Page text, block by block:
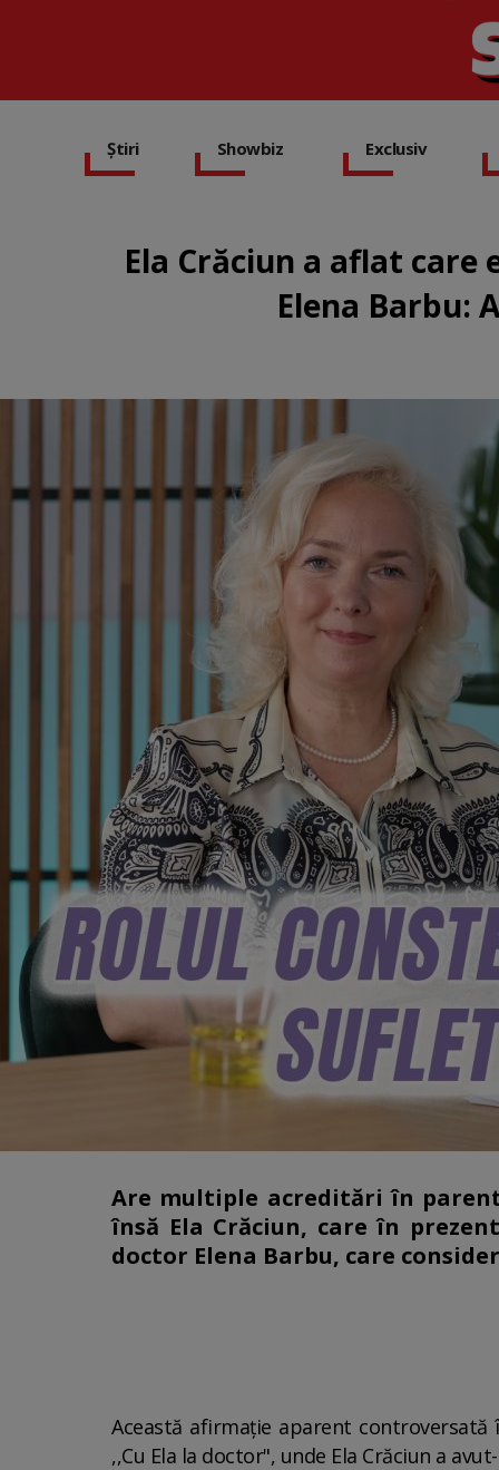
Știri Showbiz Exclusiv
Ela Crăciun a aflat
Elena Barbu:
Are multiple acreditări în
însă Ela Crăciun, care în
doctor Elena Barbu, care
Această afirmație aparent
,,Cu Ela la doctor", unde Ela Crăciun a